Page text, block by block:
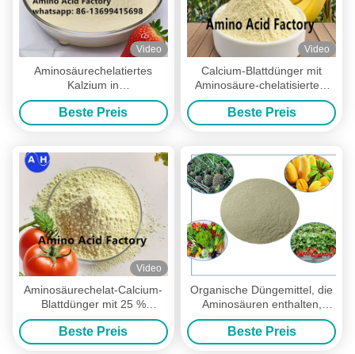
Video
Aminosäurechelatiertes
Kalzium in
Bananenplantagen
Beste Preis
Video
Calcium-Blattdünger mit
Aminosäure-chelatisiertem
Calcium fördert stärkere
Bananenpflanzen und
höhere Ernteerträge
Beste Preis
Video
Aminosäurechelat-Calcium-
Blattdünger mit 25 %
Gesamtaminosäuren und
100 % Wasserlöslichkeit für
verbesserte Fruchtansatz
Beste Preis
Organische Düngemittel, die
Aminosäuren enthalten,
Chelatkalzium und Bor in
Pflanzennahrung
Beste Preis